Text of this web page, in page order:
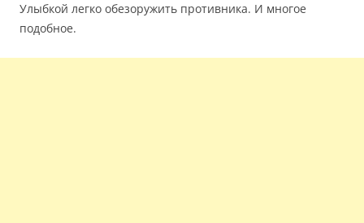
Улыбкой легко обезоружить противника. И многое
подобное.